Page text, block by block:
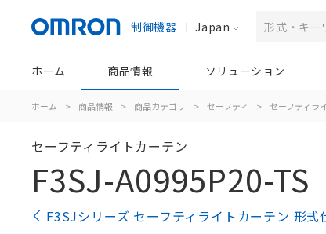
制御機器 Japan
ホーム 商品情報 ソリューション
ホーム > 商品情報 > 商品カテゴリ > セーフティ > セーフティラ
セーフティライトカーテン
F3SJ-A0995P20-TS
F3SJシリーズ セーフティライトカーテン 形式